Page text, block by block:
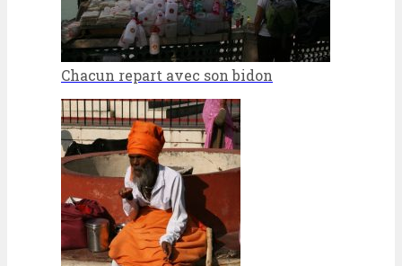
Chacun repart avec son bidon